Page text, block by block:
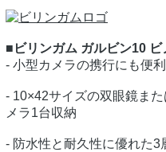
■ビリンガム ガルビン10
- 小型カメラの携行にも便
- 10×42サイズの双眼鏡ま
メラ1台収納
- 防水性と耐久性に優れた3